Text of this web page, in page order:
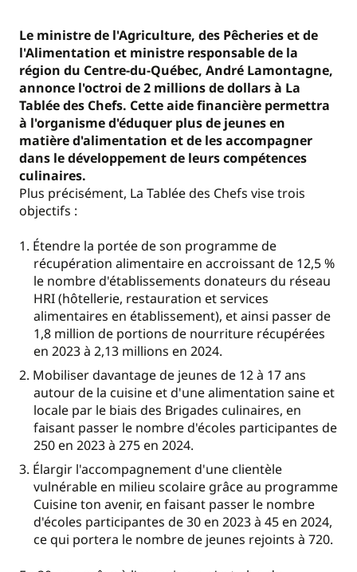
Le ministre de l'Agriculture, des Pêcheries et de
l'Alimentation et ministre responsable de la
région du Centre-du-Québec, André Lamontagne,
annonce l'octroi de 2 millions de dollars à La
Tablée des Chefs. Cette aide financière permettra
à l'organisme d'éduquer plus de jeunes en
matière d'alimentation et de les accompagner
dans le développement de leurs compétences
culinaires.
Plus précisément, La Tablée des Chefs vise trois
objectifs :
Étendre la portée de son programme de
récupération alimentaire en accroissant de 12,5 %
le nombre d'établissements donateurs du réseau
HRI (hôtellerie, restauration et services
alimentaires en établissement), et ainsi passer de
1,8 million de portions de nourriture récupérées
en 2023 à 2,13 millions en 2024.
Mobiliser davantage de jeunes de 12 à 17 ans
autour de la cuisine et d'une alimentation saine et
locale par le biais des Brigades culinaires, en
faisant passer le nombre d'écoles participantes de
250 en 2023 à 275 en 2024.
Élargir l'accompagnement d'une clientèle
vulnérable en milieu scolaire grâce au programme
Cuisine ton avenir, en faisant passer le nombre
d'écoles participantes de 30 en 2023 à 45 en 2024,
ce qui portera le nombre de jeunes rejoints à 720.